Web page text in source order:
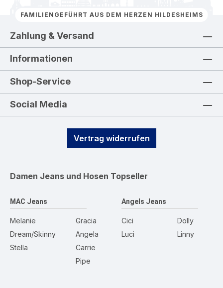
FAMILIENGEFÜHRT AUS DEM HERZEN HILDESHEIMS
Zahlung & Versand
Informationen
Shop-Service
Social Media
Vertrag widerrufen
Damen Jeans und Hosen Topseller
MAC Jeans
Melanie
Dream/Skinny
Stella
Gracia
Angela
Carrie
Pipe
Angels Jeans
Cici
Luci
Dolly
Linny